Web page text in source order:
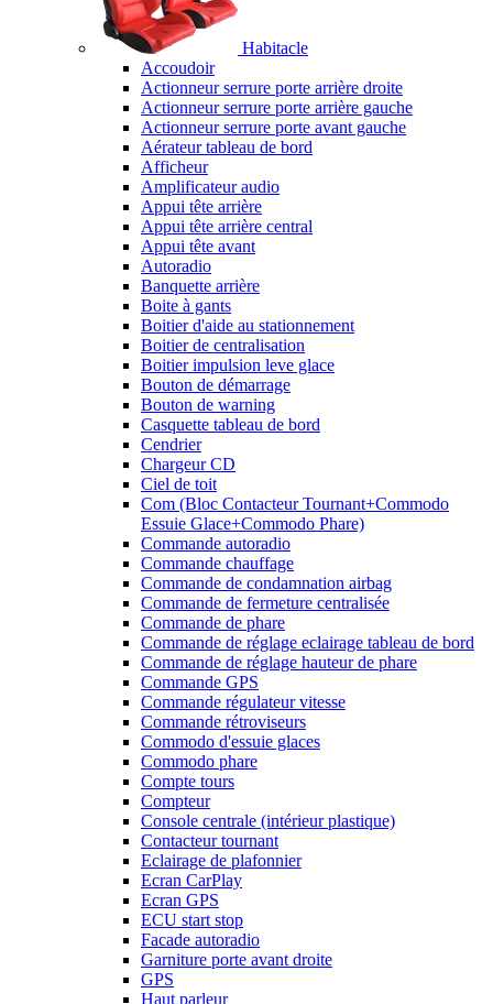
Habitacle
Accoudoir
Actionneur serrure porte arrière droite
Actionneur serrure porte arrière gauche
Actionneur serrure porte avant gauche
Aérateur tableau de bord
Afficheur
Amplificateur audio
Appui tête arrière
Appui tête arrière central
Appui tête avant
Autoradio
Banquette arrière
Boite à gants
Boitier d'aide au stationnement
Boitier de centralisation
Boitier impulsion leve glace
Bouton de démarrage
Bouton de warning
Casquette tableau de bord
Cendrier
Chargeur CD
Ciel de toit
Com (Bloc Contacteur Tournant+Commodo
Essuie Glace+Commodo Phare)
Commande autoradio
Commande chauffage
Commande de condamnation airbag
Commande de fermeture centralisée
Commande de phare
Commande de réglage eclairage tableau de bord
Commande de réglage hauteur de phare
Commande GPS
Commande régulateur vitesse
Commande rétroviseurs
Commodo d'essuie glaces
Commodo phare
Compte tours
Compteur
Console centrale (intérieur plastique)
Contacteur tournant
Eclairage de plafonnier
Ecran CarPlay
Ecran GPS
ECU start stop
Facade autoradio
Garniture porte avant droite
GPS
Haut parleur